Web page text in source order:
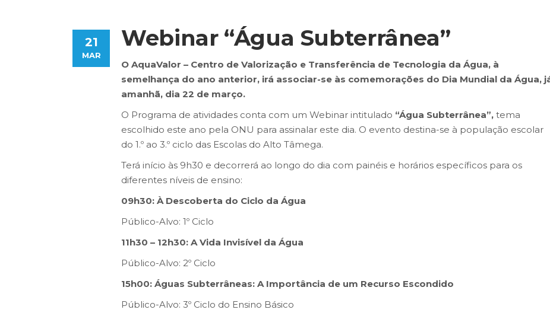
21
MAR
Webinar “Água Subterrânea”
O AquaValor – Centro de Valorização e Transferência de Tecnologia da Água, à
semelhança do ano anterior, irá associar-se às comemorações do Dia Mundial da Água,
amanhã, dia 22 de março.
O Programa de atividades conta com um Webinar intitulado “Água Subterrânea”, tema
escolhido este ano pela ONU para assinalar este dia. O evento destina-se à população escolar
do 1.º ao 3.º ciclo das Escolas do Alto Tâmega.
Terá início às 9h30 e decorrerá ao longo do dia com painéis e horários específicos para os
diferentes níveis de ensino:
09h30: À Descoberta do Ciclo da Água
Público-Alvo: 1º Ciclo
11h30 – 12h30: A Vida Invisível da Água
Público-Alvo: 2º Ciclo
15h00: Águas Subterrâneas: A Importância de um Recurso Escondido
Público-Alvo: 3º Ciclo do Ensino Básico